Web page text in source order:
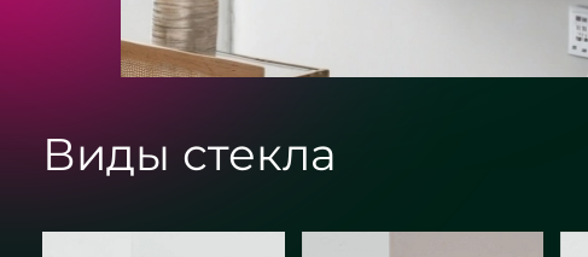
Виды стекла